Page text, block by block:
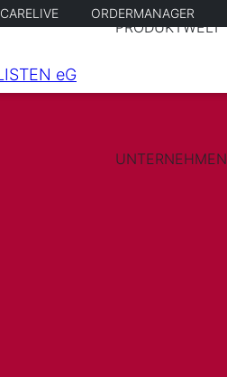
PRODUKTWELT
UNTERNEHMEN
CARELIVE ORDERMANAGER